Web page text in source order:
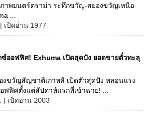
าพยนตร์ดราม่า ระทึกขวัญ-สยองขวัญเหนือ
...
เปิดอ่าน 1977
ออฟฟิศ! Exhuma เปิดสุดปัง ยอดขายตั๋วทะลุ
งขวัญสัญชาติเกาหลี เปิดตัวสุดปัง หลอนแรง
ฟฟิศตั้งแต่สัปดาห์แรกที่เข้าฉาย! ...
| เปิดอ่าน 2003